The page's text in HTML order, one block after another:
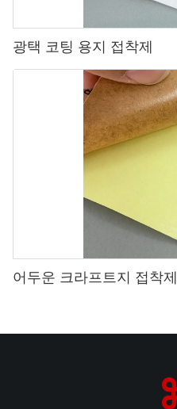
광택 코팅 용지 접착제
어두운 크라프트지 접착제